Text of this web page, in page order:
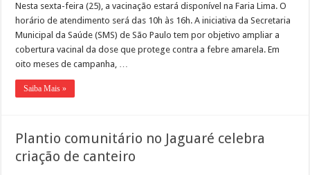
Nesta sexta-feira (25), a vacinação estará disponível na Faria Lima. O
horário de atendimento será das 10h às 16h. A iniciativa da Secretaria
Municipal da Saúde (SMS) de São Paulo tem por objetivo ampliar a
cobertura vacinal da dose que protege contra a febre amarela. Em
oito meses de campanha, …
Saiba Mais »
Plantio comunitário no Jaguaré celebra
criação de canteiro